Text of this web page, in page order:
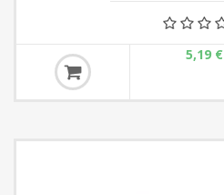
5,19 €